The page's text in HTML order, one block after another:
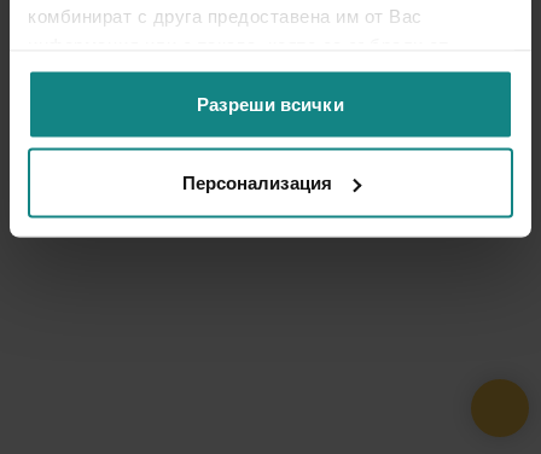
комбинират с друга предоставена им от Вас
ползването от Ваша страна на услугите им.
Разреши всички
Персонализация